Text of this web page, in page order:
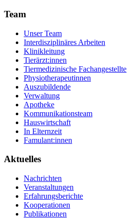
Team
Unser Team
Interdisziplinäres Arbeiten
Klinikleitung
Tierärzt:innen
Tiermedizinische Fachangestellte
Physiotherapeutinnen
Auszubildende
Verwaltung
Apotheke
Kommunikationsteam
Hauswirtschaft
In Elternzeit
Famulant:innen
Aktuelles
Nachrichten
Veranstaltungen
Erfahrungsberichte
Kooperationen
Publikationen